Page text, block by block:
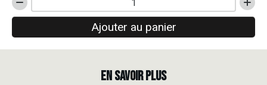
quantité
de
déco
Motocross
Ajouter au panier
EN SAVOIR PLUS